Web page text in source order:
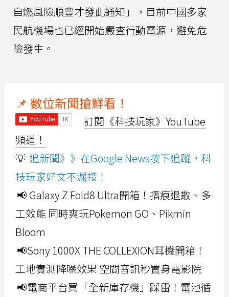
自燃風險順豐才發此通知」，目前中國多家
民航機場也已經開始嚴查行動電源，避免危
險發生。
📌 數位新聞搶鮮看！
訂閱《科技玩家》YouTube
頻道！
💡 追新聞》》在Google News按下追蹤，科
技玩家好文不漏接！
📢 Galaxy Z Fold8 Ultra開箱！摺痕退散、多
工效能 同時爽玩Pokemon GO、Pikmin
Bloom
📢Sony 1000X THE COLLEXION耳機開箱！
工地實測降噪效果 空間音訊秒置身電影院
📢電商平台買「全新庫存機」踩雷！電池循